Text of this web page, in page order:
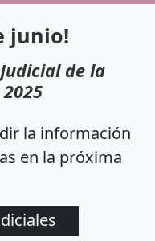
junio!
de la
la información
en la próxima